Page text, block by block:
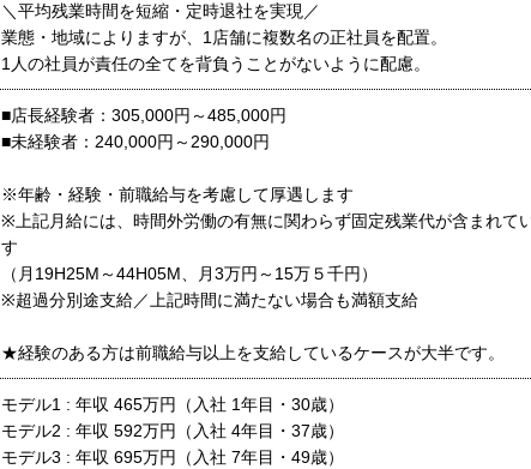
＼平均残業時間を短縮・定時退社を実現／
業態・地域によりますが、1店舗に複数名の正社員を配置。
1人の社員が責任の全てを背負うことがないように配慮。
■店長経験者：305,000円～485,000円
■未経験者：240,000円～290,000円
※年齢・経験・前職給与を考慮して厚遇します
※上記月給には、時間外労働の有無に関わらず固定残業代が含まれて
す
（月19H25M～44H05M、月3万円～15万５千円）
※超過分別途支給／上記時間に満たない場合も満額支給
★経験のある方は前職給与以上を支給しているケースが大半です。
モデル1 : 年収 465万円（入社 1年目・30歳）
モデル2 : 年収 592万円（入社 4年目・37歳）
モデル3 : 年収 695万円（入社 7年目・49歳）